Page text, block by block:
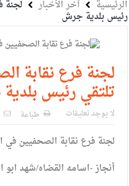
الرئيسية
آخر الأخبار لجنة
رئيس بلدية جرش
لجنة فرع نقابة
تلتقي رئيس
لا يوجد تعليقات طباعة
لجنة فرع نقابة الصحفيين
أنجاز -اسامه القضاه/شهد ابو